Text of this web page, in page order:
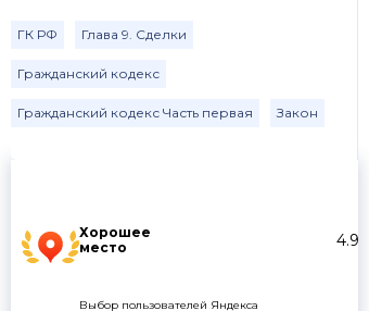
Хорошее
место
4.9
Выбор пользователей Яндекса
ГК РФ Глава 9. Сделки
Гражданский кодекс
Гражданский кодекс Часть первая Закон